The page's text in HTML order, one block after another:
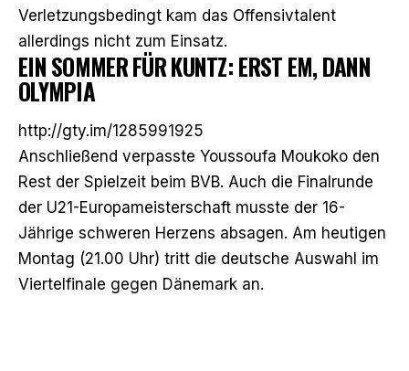
Verletzungsbedingt kam das Offensivtalent
allerdings nicht zum Einsatz.
EIN SOMMER FÜR KUNTZ: ERST EM, DANN
OLYMPIA
http://gty.im/1285991925
Anschließend verpasste Youssoufa Moukoko den
Rest der Spielzeit beim BVB. Auch die Finalrunde
der U21-Europameisterschaft musste der 16-
Jährige schweren Herzens absagen. Am heutigen
Montag (21.00 Uhr) tritt die deutsche Auswahl im
Viertelfinale gegen Dänemark an.